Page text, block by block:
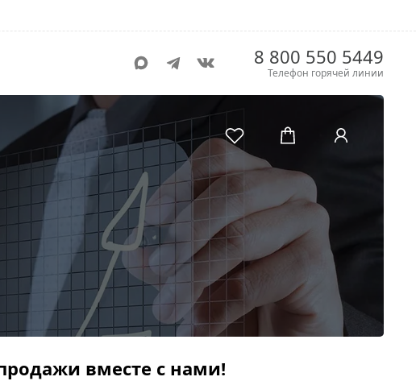
8 800 550 5449
Телефон горячей линии
вместе с нами!